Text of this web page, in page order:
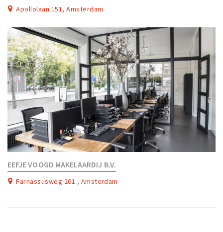
Apollolaan 151, Amsterdam
EEFJE VOOGD MAKELAARDIJ B.V.
Parnassusweg 201 , Amsterdam